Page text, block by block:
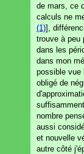
de mars, ce
calculs ne
(1)],
trouve à peu
dans les
dans mon
possible vue
obligé de
nombre
aussi
et nouvelle
autre côté